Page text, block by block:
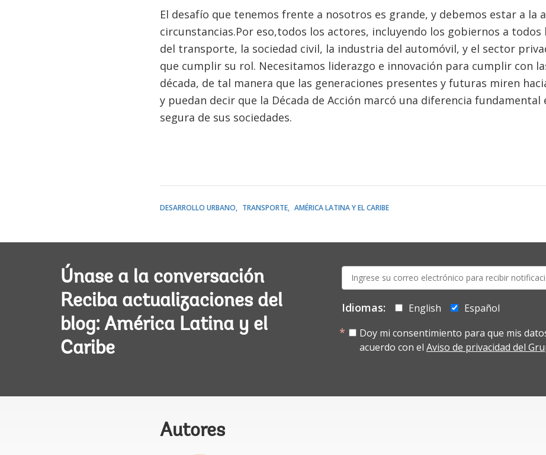
El desafío que tenemos frente a nosotros es grande, y debemos estar a la
circunstancias.Por eso,todos los actores, incluyendo los gobiernos a todos
del transporte, la sociedad civil, la industria del automóvil, y el sector
que cumplir su rol. Necesitamos liderazgo e innovación para cumplir con
década, de tal manera que las generaciones presentes y futuras miren
y puedan decir que la Década de Acción marcó una diferencia fundamental
segura de sus sociedades.
DESARROLLO URBANO TRANSPORTE AMÉRICA LATINA Y EL CARIBE
Únase a la conversación
Reciba actualizaciones del
blog: América Latina y el
Caribe
E-
mail:
Idiomas: English
Español
Doy mi consentimiento para que mis
acuerdo con el Aviso de privacidad del
Autores